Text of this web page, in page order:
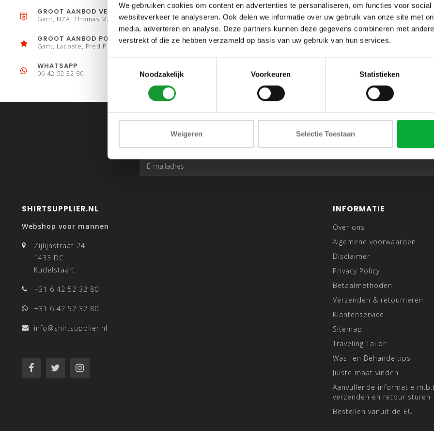
We gebruiken cookies om content en advertenties te personaliseren, om functies voor
websiteverkeer te analyseren. Ook delen we informatie over uw gebruik van onze site met
media, adverteren en analyse. Deze partners kunnen deze gegevens combineren met
verstrekt of die ze hebben verzameld op basis van uw gebruik van hun services.
Noodzakelijk
Voorkeuren Statistieken
Weigeren Selectie Toestaan
GROOT AANBOD VESTEN
Gant, NZA, Thomas Maine
GROOT AANBOD POLO´S
Gant, Lacoste, Fred Perry
WHATSAPP
06 42 52 32 80
ABONNEER JE OP ONZE NIEUWSBRIEF
en blijf op de hoogte van onze acties en laatste collecties
SHIRTSUPPLIER.NL
Webshop voor mannen
Zijlijnstraat 24
1433 DC
Kudelstaart
+31 6 42 52 32 80
+31 6 42 52 32 80
info@shirtsupplier.nl
INFORMATIE
Over ons
Algemene voorwaarden
Disclaimer
Privacy Policy
Betaalmethoden
Verzenden & retourneren
Klantenservice
Sitemap
Traveling Tailor
Was- en Behandeltips
Juiste maat vinden
Aanvullende informatie
verzenden en retour sturen
Bestellen vanuit de EU